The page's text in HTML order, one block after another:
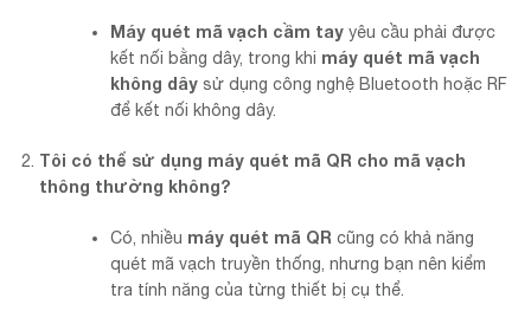
Máy quét mã vạch cầm tay yêu cầu phải được
kết nối bằng dây, trong khi máy quét mã vạch
không dây sử dụng công nghệ Bluetooth hoặc RF
để kết nối không dây.
Tôi có thể sử dụng máy quét mã QR cho mã vạch
thông thường không?
Có, nhiều máy quét mã QR cũng có khả năng
quét mã vạch truyền thống, nhưng bạn nên kiểm
tra tính năng của từng thiết bị cụ thể.